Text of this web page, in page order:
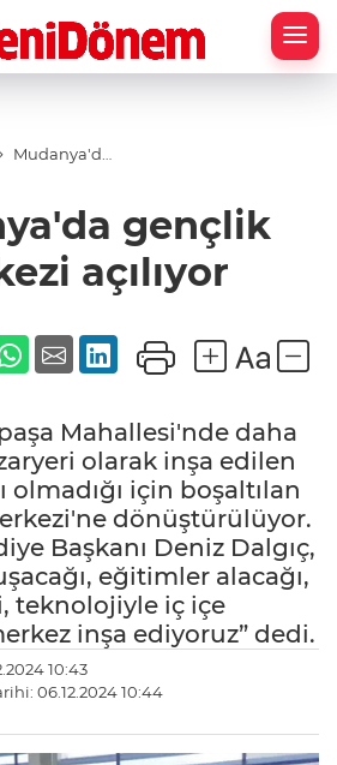
Mudanya'da
açılıyor
gençlik
açılıyor
Mahallesi'nde daha
olarak inşa edilen
olmadığı için boşaltılan
dönüştürülüyor.
Başkanı Deniz Dalgıç,
eğitimler alacağı,
teknolojiyle iç içe
inşa ediyoruz” dedi.
10:43
06.12.2024 10:44